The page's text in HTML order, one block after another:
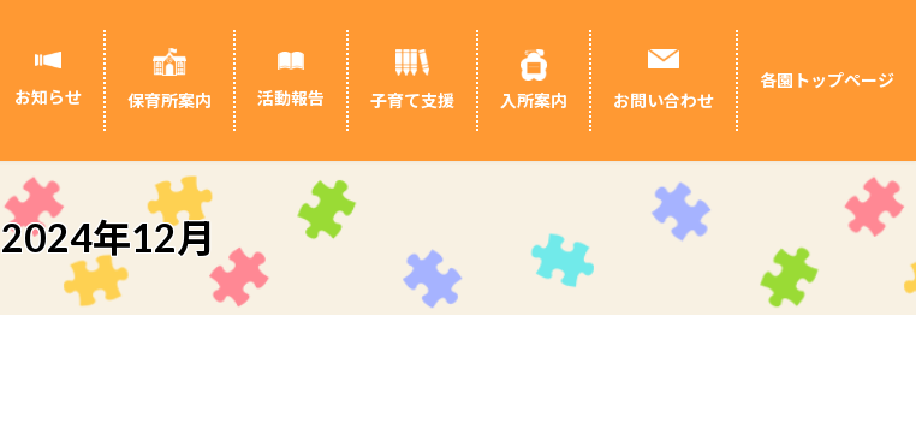
お知らせ 保育所案内 活動報告 子育て支援 入所案内 お問い合わせ
各園トップページ
2024年12月